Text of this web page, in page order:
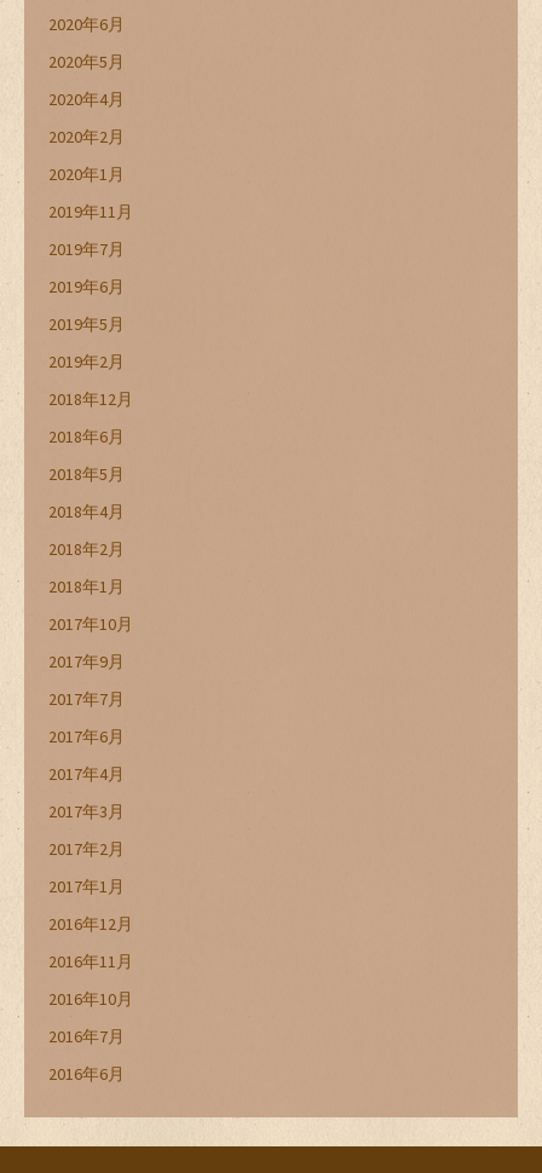
2020年6月
2020年5月
2020年4月
2020年2月
2020年1月
2019年11月
2019年7月
2019年6月
2019年5月
2019年2月
2018年12月
2018年6月
2018年5月
2018年4月
2018年2月
2018年1月
2017年10月
2017年9月
2017年7月
2017年6月
2017年4月
2017年3月
2017年2月
2017年1月
2016年12月
2016年11月
2016年10月
2016年7月
2016年6月